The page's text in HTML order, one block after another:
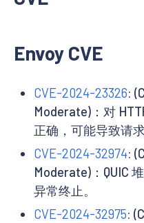
Envoy CVE
CVE-2024-23326:
Moderate)：对
正确，可能导致请求
CVE-2024-32974:
Moderate)：QUIC
异常终止。
CVE-2024-32975: